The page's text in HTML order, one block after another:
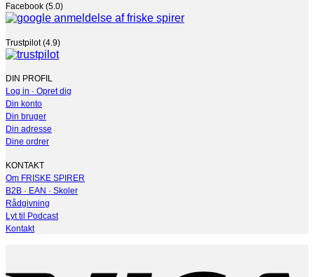
Facebook (5.0)
Trustpilot (4.9)
DIN PROFIL
Log in · Opret dig
Din konto
Din bruger
Din adresse
Dine ordrer
KONTAKT
Om FRISKE SPIRER
B2B · EAN · Skoler
Rådgivning
Lyt til Podcast
Kontakt